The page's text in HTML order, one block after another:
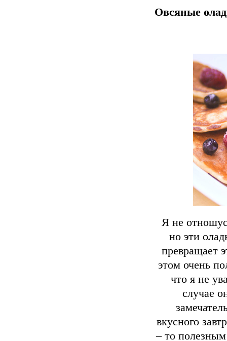
Овсяные
Я не
но эти
превращает
этом очень
что я не
случае
вкусного
– то полезным